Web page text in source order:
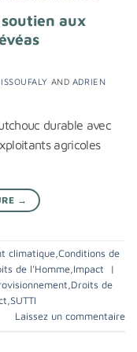
aux
AND ADRIEN
durable avec
agricoles
→
climatique,Conditions de
de l'Homme,Impact
|
,Droits de
,SUTTI
Laissez un commentaire